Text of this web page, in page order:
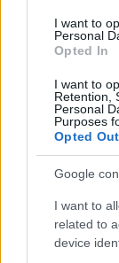
I want to
Personal
Opted In
I want to
Retention,
Personal
Purposes
Opted Out
Google
I want to
related to
device
Felemelő játék,
Kritikák az